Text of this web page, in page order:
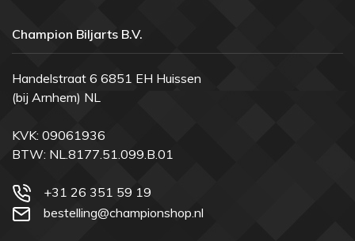
Champion Biljarts B.V.
Handelstraat 6 6851 EH Huissen
(bij Arnhem) NL
KVK: 09061936
BTW: NL.8177.51.099.B.01
+31 26 351 59 19
bestelling@championshop.nl